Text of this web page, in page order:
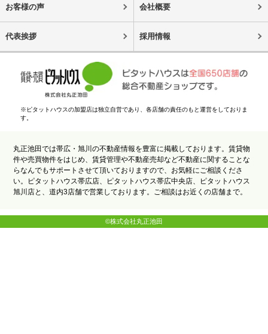
お客様の声 会社概要
代表挨拶 採用情報
※ピタットハウスの加盟店は独立自営であり、各店舗の責任のもと運営をしておりま
す。
丸正池田では帯広・旭川の不動産情報を豊富に掲載しております。賃貸物
件や売買物件をはじめ、賃貸管理や不動産売却など不動産に関することな
らなんでもサポートさせて頂いておりますので、お気軽にご相談くださ
い。ピタットハウス帯広店、ピタットハウス帯広中央店、ピタットハウス
旭川店と、道内3店舗で営業しております。ご相談はお近くの店舗まで。
©株式会社丸正池田